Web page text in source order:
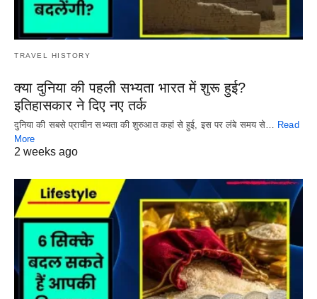
TRAVEL HISTORY
क्या दुनिया की पहली सभ्यता भारत में शुरू हुई?
इतिहासकार ने दिए नए तर्क
दुनिया की सबसे प्राचीन सभ्यता की शुरुआत कहां से हुई, इस पर लंबे समय से… Read
More
2 weeks ago